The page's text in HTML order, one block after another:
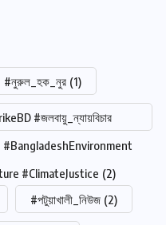
#নুরুল_হক_নুর (1)
#জলবায়ু_ন্যায়বিচার
#ClimateJustice (2)
#পটুয়াখালী_নিউজ (2)